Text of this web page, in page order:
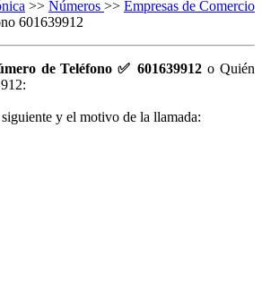
>> Números >> Empresas de Comercio
601639912
de Teléfono ✅ 601639912 o Quién
y el motivo de la llamada: